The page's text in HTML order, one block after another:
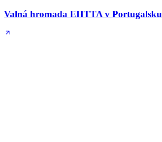
Valná hromada EHTTA v Portugalsku